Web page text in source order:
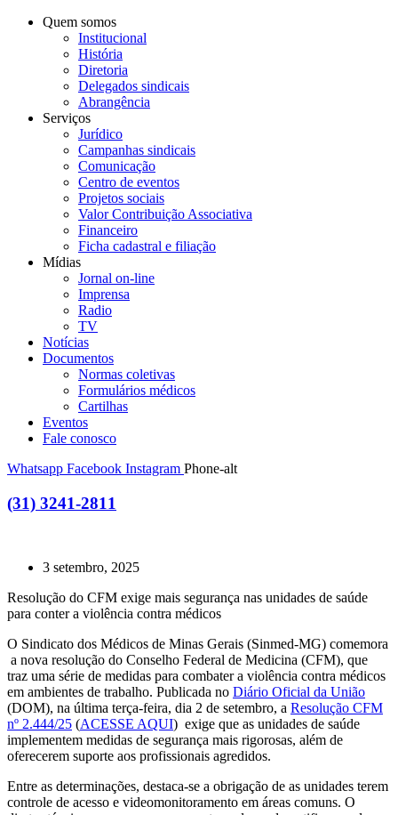
Quem somos
Institucional
História
Diretoria
Delegados sindicais
Abrangência
Serviços
Jurídico
Campanhas sindicais
Comunicação
Centro de eventos
Projetos sociais
Valor Contribuição Associativa
Financeiro
Ficha cadastral e filiação
Mídias
Jornal on-line
Imprensa
Radio
TV
Notícias
Documentos
Normas coletivas
Formulários médicos
Cartilhas
Eventos
Fale conosco
Whatsapp Facebook Instagram Phone-alt
(31) 3241-2811
3 setembro, 2025
Resolução do CFM exige mais segurança nas unidades de saúde
para conter a violência contra médicos
O Sindicato dos Médicos de Minas Gerais (Sinmed-MG) comemora
a nova resolução do Conselho Federal de Medicina (CFM), que
traz uma série de medidas para combater a violência contra médicos
em ambientes de trabalho. Publicada no Diário Oficial da União
(DOM), na última terça-feira, dia 2 de setembro, a Resolução CFM
nº 2.444/25 (ACESSE AQUI) exige que as unidades de saúde
implementem medidas de segurança mais rigorosas, além de
oferecerem suporte aos profissionais agredidos.
Entre as determinações, destaca-se a obrigação de as unidades terem
controle de acesso e videomonitoramento em áreas comuns. O